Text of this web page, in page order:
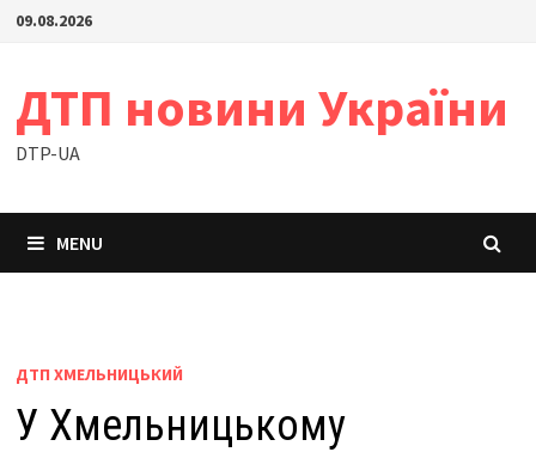
Skip09.08.2026
ДТП новини України
DTP-UA
MENU
ДТП ХМЕЛЬНИЦЬКИЙ
У Хмельницькому